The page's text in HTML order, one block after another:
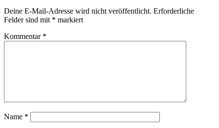
Deine E-Mail-Adresse wird nicht veröffentlicht. Erforderliche
Felder sind mit * markiert
Kommentar *
Name *